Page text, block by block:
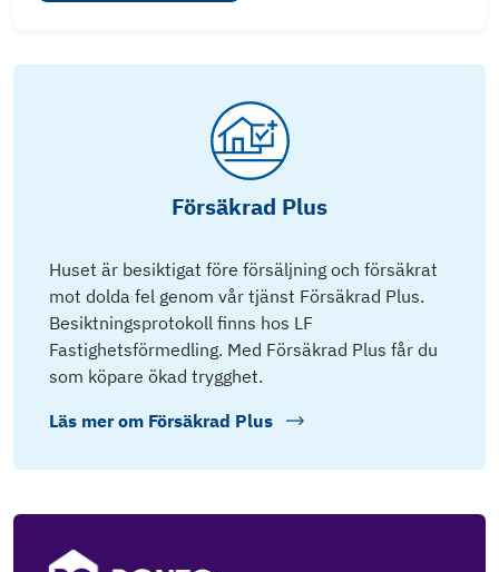
Försäkrad Plus
Huset är besiktigat före försäljning och försäkrat
mot dolda fel genom vår tjänst Försäkrad Plus.
Besiktningsprotokoll finns hos LF
Fastighetsförmedling. Med Försäkrad Plus får du
som köpare ökad trygghet.
Läs mer om Försäkrad Plus